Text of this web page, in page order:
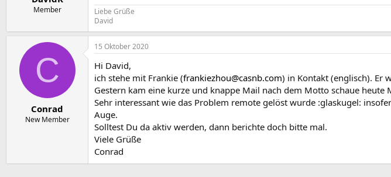
Member
Liebe Grüße
David
C
Conrad
New Member
15 Oktober 2020
Hi David,
ich stehe mit Frankie (frankiezhou@casnb.com) in Kontakt (englisch). Er
Gestern kam eine kurze und knappe Mail nach dem Motto schaue
Sehr interessant wie das Problem remote gelöst wurde :glaskugel:
Auge.
Solltest Du da aktiv werden, dann berichte doch bitte mal.
Viele Grüße
Conrad